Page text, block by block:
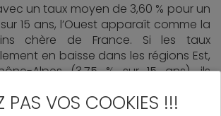
un taux moyen de 3,60 % pour un
15 ans, l’Ouest apparaît comme la
chère de France. Si les taux
en baisse dans les régions Est,
Alpes (3,75 % sur 15 ans), ils
stagner en Île-de-France
PAS VOS COOKIES !!!